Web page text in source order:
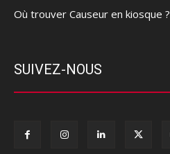
Où trouver Causeur en kiosque ?
SUIVEZ-NOUS